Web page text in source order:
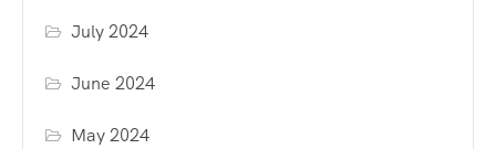
July 2024
June 2024
May 2024